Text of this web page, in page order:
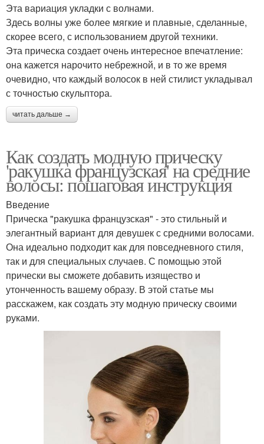
Эта вариация укладки с волнами.
Здесь волны уже более мягкие и плавные, сделанные,
скорее всего, с использованием другой техники.
Эта прическа создает очень интересное впечатление:
она кажется нарочито небрежной, и в то же время
очевидно, что каждый волосок в ней стилист укладывал
с точностью скульптора.
читать дальше →
Как создать модную прическу
'ракушка французская' на средние
волосы: пошаговая инструкция
Введение
Прическа "ракушка французская" - это стильный и
элегантный вариант для девушек с средними волосами.
Она идеально подходит как для повседневного стиля,
так и для специальных случаев. С помощью этой
прически вы сможете добавить изящество и
утонченность вашему образу. В этой статье мы
расскажем, как создать эту модную прическу своими
руками.